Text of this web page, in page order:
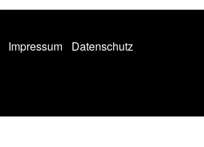
Impressum
Datenschutz